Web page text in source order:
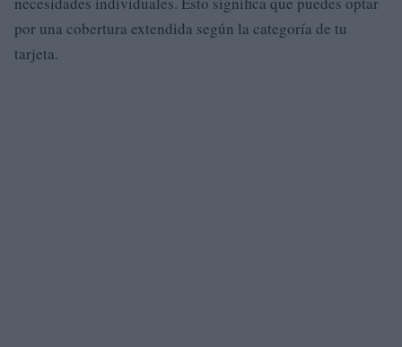
por una cobertura extendida según la categoría de tu
tarjeta.